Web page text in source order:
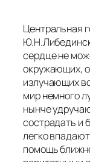
Центральная
сердце не
окружающих,
излучающих
мир немного
нынче
сострадать и
легко
помощь